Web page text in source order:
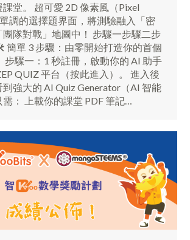
堂。 超可愛 2D 像素風（Pixel
調的選擇題界面，將測驗融入「密
隊對戰」地圖中！ 步驟一步驟二步
簡單 3 步驟：由零開始打造你的首個
步驟一：1 秒註冊，啟動你的 AI 助手
QUIZ 平台（按此進入）。 進入後
強大的 AI Quiz Generator（AI 智能
： 上載你的課堂 PDF 筆記…